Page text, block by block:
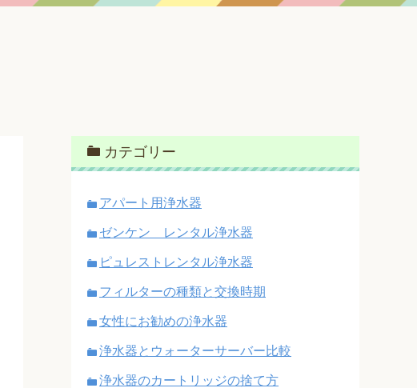
カテゴリー
アパート用浄水器
ゼンケン レンタル浄水器
ピュレストレンタル浄水器
フィルターの種類と交換時期
女性にお勧めの浄水器
浄水器とウォーターサーバー比較
浄水器のカートリッジの捨て方